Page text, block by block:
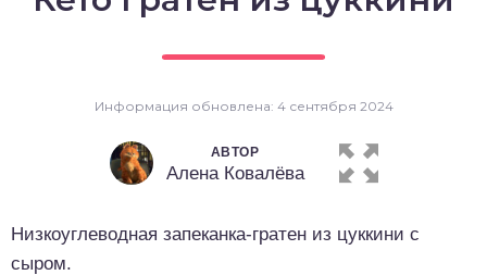
Информация обновлена: 4 сентября 2024
АВТОР
Алена Ковалёва
Низкоуглеводная запеканка-гратен из цуккини с
сыром.